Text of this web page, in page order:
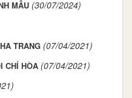
MẪU (30/07/2024)
TRANG (07/04/2021)
CHÍ HÒA (07/04/2021)